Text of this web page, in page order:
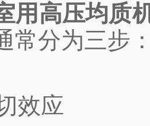
用高压均质
常分为三
应